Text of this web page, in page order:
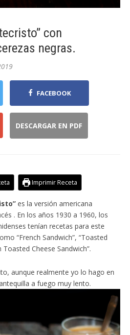
con
negras.
FACEBOOK
DESCARGAR EN PDF
Imprimir Receta
es la versión americana
. En los años 1930 a 1960, los
tenían recetas para este
“French Sandwich”, “Toasted
Toasted Cheese Sandwich”.
aunque realmente yo lo hago en
a fuego muy lento.